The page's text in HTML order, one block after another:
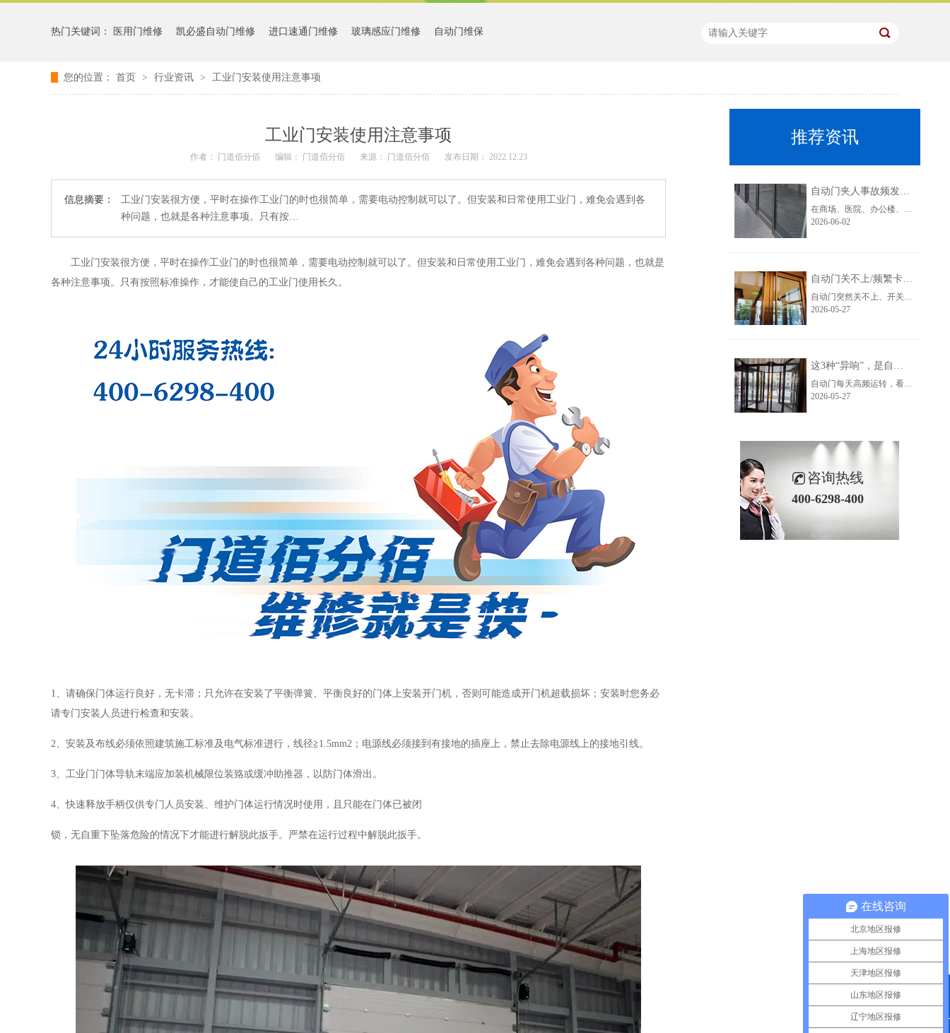
热门关键词： 医用门维修 凯必盛自动门维修 进口速通门维修 玻璃感应门维修 自动门维保
您的位置： 首页 > 行业资讯 > 工业门安装使用注意事项
工业门安装使用注意事项
作者： 门道佰分佰 编辑： 门道佰分佰 来源： 门道佰分佰 发布日期： 2022.12.23
信息摘要：
工业门安装很方便，平时在操作工业门的时也很简单，需要电动控制就可以了。但安装和日常使用工业门，难免会遇到各
种问题，也就是各种注意事项。只有按…
工业门安装很方便， 平时在操作工业门的时也很简单，需要电动控制就可以了。但安装和 日常使用工业门 ，难免会遇到 各种问题，也就是
各种注意事项。只有按照标准操作，才能使自己的工业门使用长久。
1、请确保门体运行良好，无卡滞；只允许在安装了平衡弹簧、平衡良好的门体上安装开门机，否则可能造成开门机超载损坏；安装时您务必
请专门安装人员进行检查和安装。
2、安装及布线必须依照建筑施工标准及电气标准进行，线径≧ 1.5mm2 ；电源线必须接到有接地的插座上，禁止去除电源线上的接地引线。
3、工业门门体导轨末端应加装机械限位装臵或缓冲助推器，以防门体滑出。
4、快速释放手柄仅供专门人员安装、维护门体运行情况时使用，且只能在门体已被闭
锁，无自重下坠落危险的情况下才能进行解脱此扳手。严禁在运行过程中解脱此扳手。
推荐资讯
自动门夹人事故频发？这2个防夹感应器，再忙也要每个月检查一次！
在商场、医院、办公楼、酒店以及地铁站等公共场所，自动门早已成为标配设施。它不仅提升了通行效率，也改善了整体环境体验。然而，近年来自动门夹人、撞人事故却时有发生，尤其是老人、儿童以及行动不便人士，更容易成为事故受害者。
2026-06-02
2026-05-27
这3种“异响”，是自动门电机罢工前的最后警告！
自动门每天高频运转，看似稳定，其实很多故障在彻底停机之前，都会提前发出“求救信号”。尤其是自动门电机，一旦出现异常异响，却被长期忽视，很可能导致整套门禁系统瘫痪，影响商场、医院、办公楼等场所正常运营。
2026-05-27
咨询热线
400-6298-400
QQ咨询
在线咨询
北京地区报修
上海地区报修
天津地区报修
山东地区报修
辽宁地区报修